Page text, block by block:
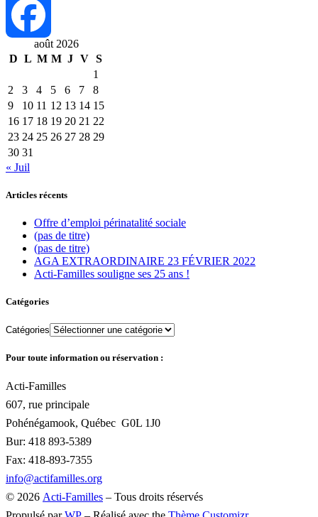
Facebook
août 2026
D L M M J V S
1
2
3 4 5 6 7
8
9
10 11 12 13 14 15
16 17 18 19 20 21 22
23 24 25 26 27 28 29
30 31
« Juil
Articles récents
Offre d’emploi périnatalité sociale
(pas de titre)
(pas de titre)
AGA EXTRAORDINAIRE 23 FÉVRIER 2022
Acti-Familles souligne ses 25 ans !
Catégories
Catégories
Pour toute information ou réservation :
Acti-Familles
607, rue principale
Pohénégamook, Québec G0L 1J0
Bur: 418 893-5389
Fax: 418-893-7355
info@actifamilles.org
© 2026 Acti-Familles – Tous droits réservés